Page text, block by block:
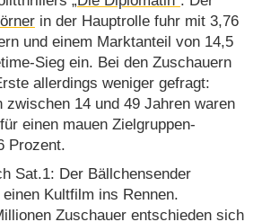
in der Hauptrolle fuhr mit 3,76
und einem Marktanteil von 14,5
Sieg ein. Bei den Zuschauern
allerdings weniger gefragt:
zwischen 14 und 49 Jahren waren
einen mauen Zielgruppen-
Prozent.
Sat.1: Der Bällchensender
Kultfilm ins Rennen.
Zuschauer entschieden sich